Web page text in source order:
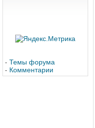
- Темы форума
- Комментарии